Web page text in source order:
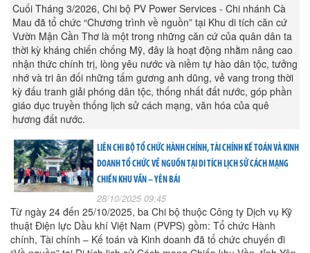
Cuối Tháng 3/2026, Chi bộ PV Power Services - Chi nhánh Cà
Mau đã tổ chức “Chương trình về nguồn” tại Khu di tích căn cứ
Vườn Mận Cần Thơ là một trong những căn cứ của quân dân ta
thời kỳ kháng chiến chống Mỹ, đây là hoạt động nhằm nâng cao
nhận thức chính trị, lòng yêu nước và niềm tự hào dân tộc, tưởng
nhớ và tri ân đối những tấm gương anh dũng, vẻ vang trong thời
kỳ đấu tranh giải phóng dân tộc, thống nhất đất nước, góp phần
giáo dục truyền thống lịch sử cách mạng, văn hóa của quê
hương đất nước.
LIÊN CHI BỘ TỔ CHỨC HÀNH CHÍNH, TÀI CHÍNH KẾ TOÁN VÀ KINH
DOANH TỔ CHỨC VỀ NGUỒN TẠI DI TÍCH LỊCH SỬ CÁCH MẠNG
CHIẾN KHU VẦN – YÊN BÁI
28/10/2025 09:45
Từ ngày 24 đến 25/10/2025, ba Chi bộ thuộc Công ty Dịch vụ Kỹ
thuật Điện lực Dầu khí Việt Nam (PVPS) gồm: Tổ chức Hành
chính, Tài chính – Kế toán và Kinh doanh đã tổ chức chuyến đi